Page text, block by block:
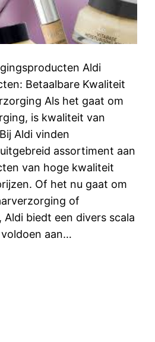
Aldi
Betaalbare Kwaliteit
Als het gaat om
is kwaliteit van
Aldi vinden
assortiment aan
van hoge kwaliteit
Of het nu gaat om
of
biedt een divers scala
aan…